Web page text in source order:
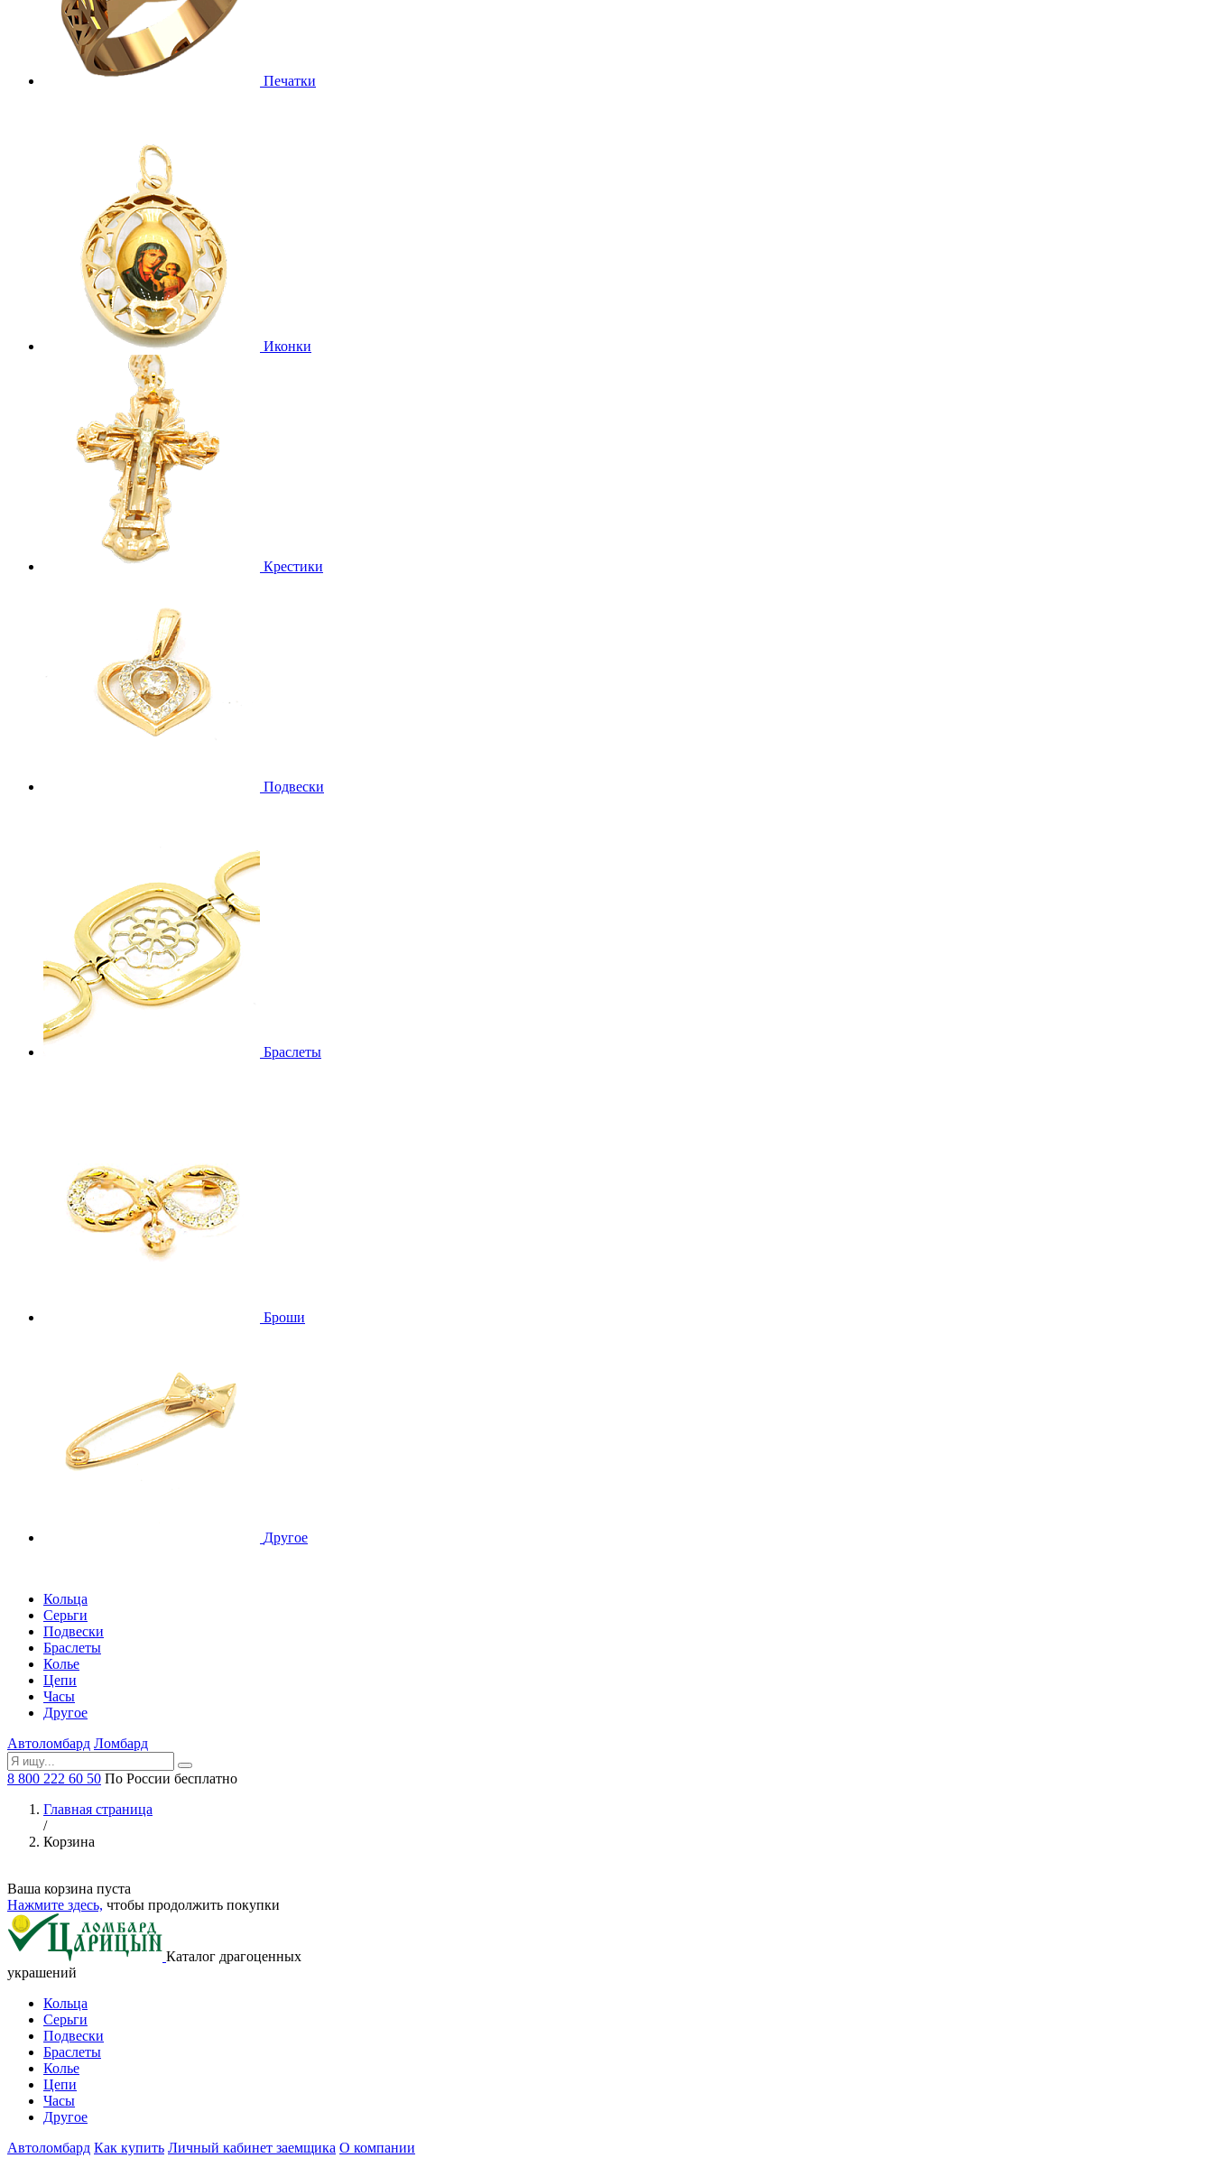
Печатки
Иконки
Крестики
Подвески
Браслеты
Броши
Другое
Кольца
Серьги
Подвески
Браслеты
Колье
Цепи
Часы
Другое
Автоломбард Ломбард
8 800 222 60 50 По России бесплатно
Главная страница
/
Корзина
Ваша корзина пуста
Нажмите здесь, чтобы продолжить покупки
Каталог драгоценных
украшений
Кольца
Серьги
Подвески
Браслеты
Колье
Цепи
Часы
Другое
Автоломбард Как купить Личный кабинет заемщика О компании